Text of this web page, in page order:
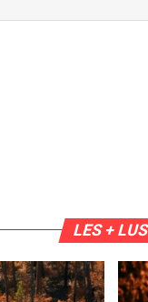
LES + LUS